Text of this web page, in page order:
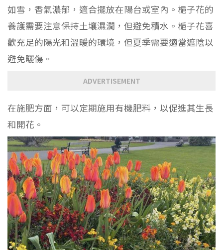
如雪，香氣濃郁，適合擺放在陽台或室內。梔子花的
養護需要注意保持土壤濕潤，但避免積水。梔子花喜
歡充足的陽光和溫暖的環境，但夏季需要適當遮陰以
避免曬傷。
ADVERTISEMENT
在施肥方面，可以定期施用有機肥料，以促進其生長
和開花。